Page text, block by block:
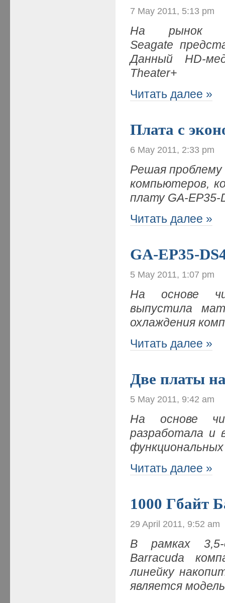
7 May 2011, 5:13 pm
На рынок
Seagate
Данный HD-
Theater+
Читать далее »
Плата с
6 May 2011, 2:33 pm
Решая проблему
компьютеров,
плату GA-EP35-
Читать далее »
GA-EP35-
5 May 2011, 1:07 pm
На основе
выпустила
охлаждения
Читать далее »
Две платы
5 May 2011, 9:42 am
На основе
разработала и
Читать далее »
1000 Гбайт
29 April 2011, 9:52 am
В рамках 3,5-
Barracuda
линейку
является